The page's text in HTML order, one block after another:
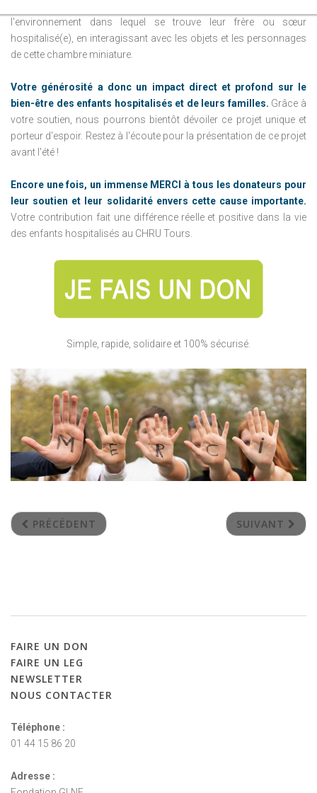
l'environnement dans lequel se trouve leur frère ou sœur
hospitalisé(e), en interagissant avec les objets et les personnages
de cette chambre miniature.
Votre générosité a donc un impact direct et profond sur le
bien-être des enfants hospitalisés et de leurs familles. Grâce à
votre soutien, nous pourrons bientôt dévoiler ce projet unique et
porteur d'espoir. Restez à l'écoute pour la présentation de ce projet
avant l'été !
Encore une fois, un immense MERCI à tous les donateurs pour
leur soutien et leur solidarité envers cette cause importante.
Votre contribution fait une différence réelle et positive dans la vie
des enfants hospitalisés au CHRU Tours.
Simple, rapide, solidaire et 100% sécurisé.
PRÉCÉDENT SUIVANT
FAIRE UN DON
FAIRE UN LEG
NEWSLETTER
NOUS CONTACTER
Téléphone :
01 44 15 86 20
Adresse :